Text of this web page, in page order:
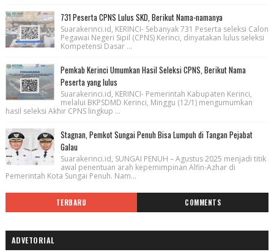
731 Peserta CPNS Lulus SKD, Berikut Nama-namanya
Suarakerinci.id, KERINCI- Sebanyak 731 Peserta seleksi Calon
Pegawai Negeri Sipil (CPNS) Kerinci, dinyatakan lulus seleksi
Kompetensi Dasar ...
Pemkab Kerinci Umumkan Hasil Seleksi CPNS, Berikut Nama
Peserta yang lulus
Suarakerinci.id, KERINCI- Pemerintah Kabupaten Kerinci,
melalui BKPSDMD Kerinci, Minggu (12/1) mengumumkan
hasil seleksi Akhir CPNS lingkup ...
Stagnan, Pemkot Sungai Penuh Bisa Lumpuh di Tangan Pejabat
Galau
Suarakerinci.id, SUNGAI PENUH – Agustus 2025 menjadi titik
awal penentuan arah kepemimpinan Alfin-Azhar di
Pemerintah Kota Sungai Penuh. Nam...
TERBARU COMMENTS
ADVETORIAL